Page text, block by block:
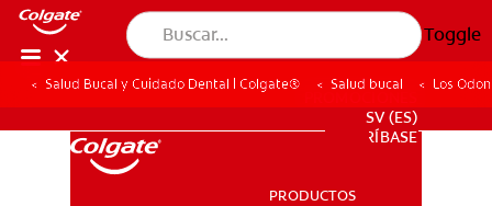
Toggle
SV (ES)
SUSCRÍBASE
PRODUCTOS
Salud Bucal y Cuidado Dental | Colgate® Salud bucal Los